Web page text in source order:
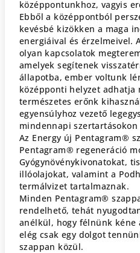
középpontunkhoz, vagyis
Ebből a középpontból
kevésbé kizökken a maga
energiáival és érzelmeivel.
olyan kapcsolatok
amelyek segítenek
állapotba, ember voltunk
középponti helyzet adhatja
természetes erőnk
egyensúlyhoz vezető
mindennapi szertartásokon
Az Energy új Pentagram®
Pentagram® regeneráció
Gyógynövénykivonatokat,
illóolajokat, valamint a
termálvizet tartalmaznak.
Minden Pentagram®
rendelhető, tehát
anélkül, hogy félnünk kéne
elég csak egy dolgot
szappan közül.